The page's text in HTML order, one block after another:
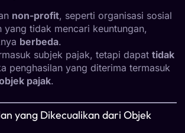
non-profit, seperti organisasi sosial
yang tidak mencari keuntungan,
berbeda.
subjek pajak, tetapi dapat tidak
penghasilan yang diterima termasuk
pajak.
yang Dikecualikan dari Objek